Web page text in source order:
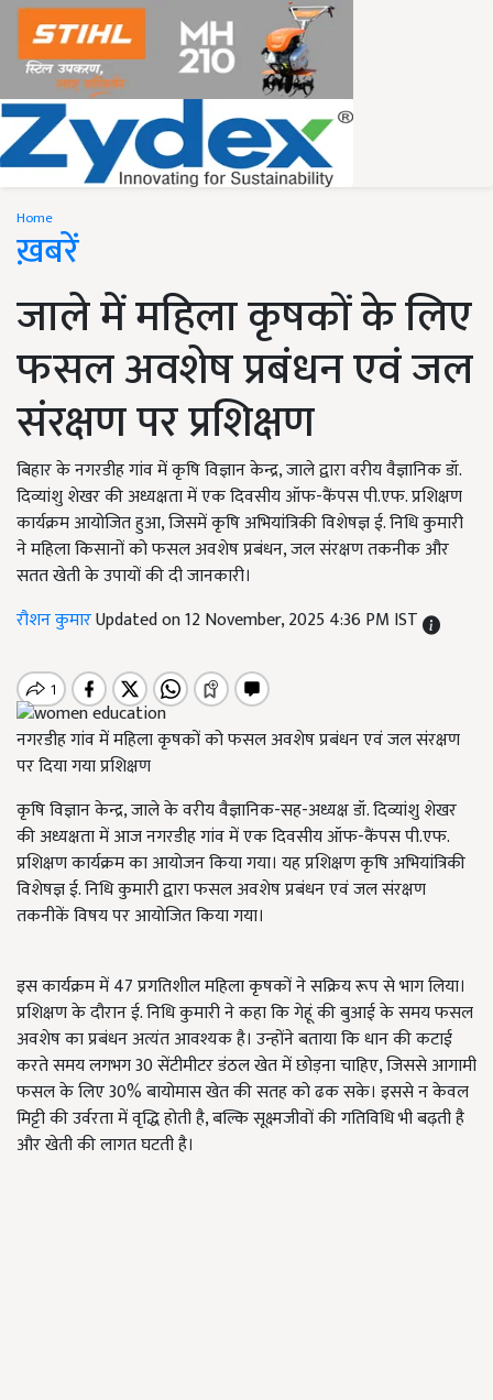
Home
ख़बरें
जाले में महिला कृषकों के लिए
फसल अवशेष प्रबंधन एवं जल
संरक्षण पर प्रशिक्षण
बिहार के नगरडीह गांव में कृषि विज्ञान केन्द्र, जाले द्वारा वरीय वैज्ञानिक डॉ.
दिव्यांशु शेखर की अध्यक्षता में एक दिवसीय ऑफ-कैंपस पी.एफ. प्रशिक्षण
कार्यक्रम आयोजित हुआ, जिसमें कृषि अभियांत्रिकी विशेषज्ञ ई. निधि कुमारी
ने महिला किसानों को फसल अवशेष प्रबंधन, जल संरक्षण तकनीक और
सतत खेती के उपायों की दी जानकारी।
रौशन कुमारUpdated on 12 November, 2025 4:36 PM IST
नगरडीह गांव में महिला कृषकों को फसल अवशेष प्रबंधन एवं जल संरक्षण
पर दिया गया प्रशिक्षण
कृषि विज्ञान केन्द्र, जाले के वरीय वैज्ञानिक-सह-अध्यक्ष डॉ. दिव्यांशु शेखर
की अध्यक्षता में आज नगरडीह गांव में एक दिवसीय ऑफ-कैंपस पी.एफ.
प्रशिक्षण कार्यक्रम का आयोजन किया गया। यह प्रशिक्षण कृषि अभियांत्रिकी
विशेषज्ञ ई. निधि कुमारी द्वारा फसल अवशेष प्रबंधन एवं जल संरक्षण
तकनीकें विषय पर आयोजित किया गया।
इस कार्यक्रम में 47 प्रगतिशील महिला कृषकों ने सक्रिय रूप से भाग लिया।
प्रशिक्षण के दौरान ई. निधि कुमारी ने कहा कि गेहूं की बुआई के समय फसल
अवशेष का प्रबंधन अत्यंत आवश्यक है। उन्होंने बताया कि धान की कटाई
करते समय लगभग 30 सेंटीमीटर डंठल खेत में छोड़ना चाहिए, जिससे आगामी
फसल के लिए 30% बायोमास खेत की सतह को ढक सके। इससे न केवल
मिट्टी की उर्वरता में वृद्धि होती है, बल्कि सूक्ष्मजीवों की गतिविधि भी बढ़ती है
और खेती की लागत घटती है।